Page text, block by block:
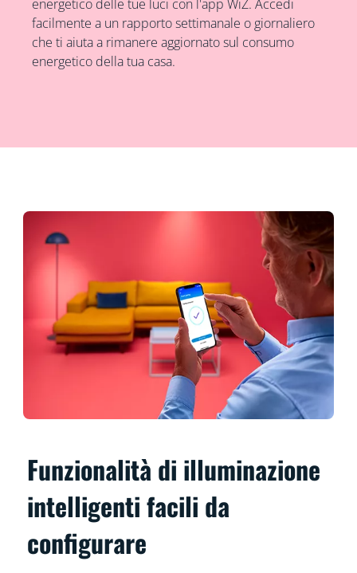
energetico delle tue luci con l'app WiZ. Accedi
facilmente a un rapporto settimanale o giornaliero
che ti aiuta a rimanere aggiornato sul consumo
energetico della tua casa.
Funzionalità di illuminazione
intelligenti facili da
configurare